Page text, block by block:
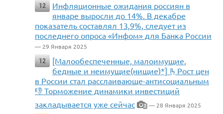
12
Инфляционные ожидания россиян в
январе выросли до 14%. В декабре
показатель составлял 13,9%, следует из
последнего опроса «Инфом» для Банка России
— 29 Января 2025
12
[Малообеспеченные, малоимущие,
бедные и неимущие(нищие)*] 🫰Рост цен
в России стал расслаивающе-антисоциальным
👎 Торможение динамики инвестиций
закладывается уже сейчас
2 — 28 Января 2025